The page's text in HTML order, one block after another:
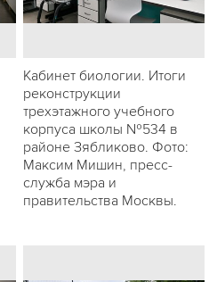
Кабинет биологии. Итоги
реконструкции
трехэтажного учебного
корпуса школы №534 в
районе Зябликово. Фото:
Максим Мишин, пресс-
служба мэра и
правительства Москвы.